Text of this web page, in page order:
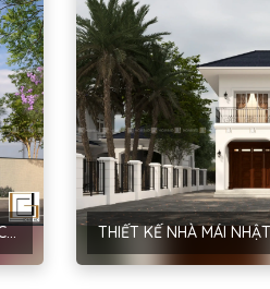
THIẾT KẾ KIẾN TRÚC NHÀ MÁI NHẬT PHONG CÁCH HIỆN ĐẠI TẠI HÀ NỘI – ANH MẠNH